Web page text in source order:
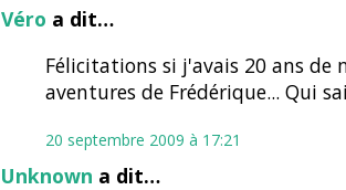
Véro a dit…
Félicitations si j'avais 20 ans de
aventures de Frédérique... Qui
20 septembre 2009 à 17:21
Unknown a dit…